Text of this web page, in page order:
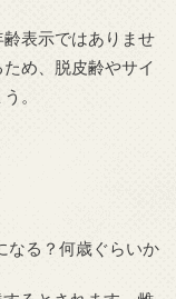
表示ではありませ
め、脱皮齢やサイ
。
なる？何歳ぐらいか